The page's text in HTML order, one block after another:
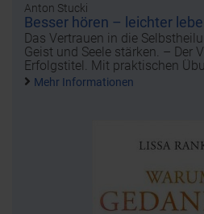
Anton Stucki
Besser hören – leichter
Das Vertrauen in die
Geist und Seele stärken. – Der
Erfolgstitel. Mit praktischen
Mehr Informationen